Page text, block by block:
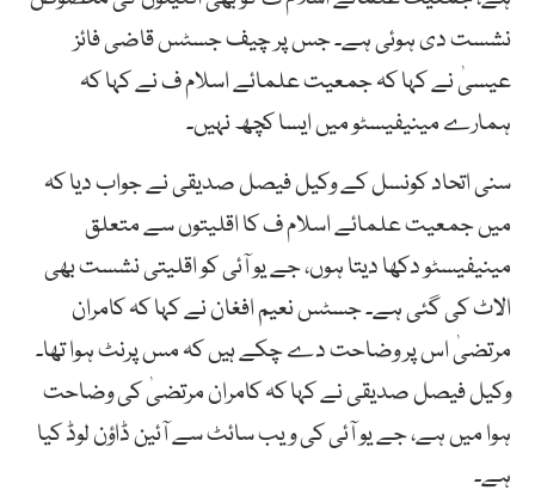
نشست دی ہوئی ہے۔ جس پر چیف جسٹس قاضی فائز
عیسیٰ نے کہا کہ جمعیت علمائے اسلام ف نے کہا کہ
ہمارے مینیفیسٹو میں ایسا کچھ نہیں۔
سنی اتحاد کونسل کے وکیل فیصل صدیقی نے جواب دیا کہ
میں جمعیت علمائے اسلام ف کا اقلیتوں سے متعلق
مینیفیسٹو دکھا دیتا ہوں، جے یو آئی کو اقلیتی نشست بھی
الاٹ کی گئی ہے۔ جسٹس نعیم افغان نے کہا کہ کامران
مرتضیٰ اس پر وضاحت دے چکے ہیں کہ مس پرنٹ ہوا تھا۔
وکیل فیصل صدیقی نے کہا کہ کامران مرتضیٰ کی وضاحت
ہوا میں ہے، جے یو آئی کی ویب سائٹ سے آئین ڈاؤن لوڈ کیا
ہے۔